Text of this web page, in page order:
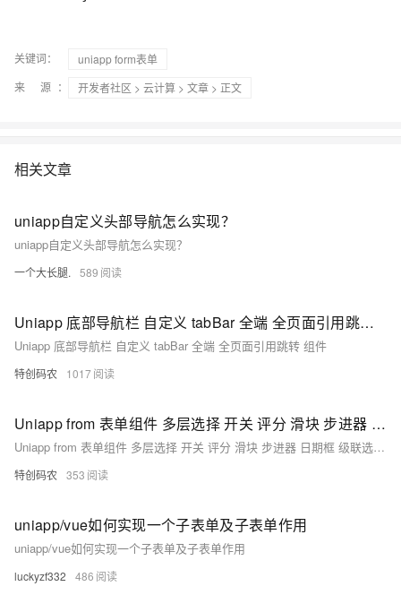
关键词：
uniapp form表单
来 源：
开发者社区 > 云计算 > 文章 > 正文
相关文章
uniapp自定义头部导航怎么实现？
uniapp自定义头部导航怎么实现？
一个大长腿. 589
Uniapp 底部导航栏 自定义 tabBar 全端 全页面引用跳转 组件
Uniapp 底部导航栏 自定义 tabBar 全端 全页面引用跳转 组件
特创码农 1017
Uniapp from 表单组件 多层选择 开关 评分 滑块 步进器 日期框 级联选择 下拉列表 复选框 单选框 多行文本 单行文本 textarea radio checkbox picker
Uniapp from 表单组件 多层选择 开关 评分 滑块 步进器 日期框 级联选择 下拉列表 复选框 单选框 多行文本 单行文本 textarea radio checkbox picker
特创码农 353
uniapp/vue如何实现一个子表单及子表单作用
uniapp/vue如何实现一个子表单及子表单作用
luckyzf332 486